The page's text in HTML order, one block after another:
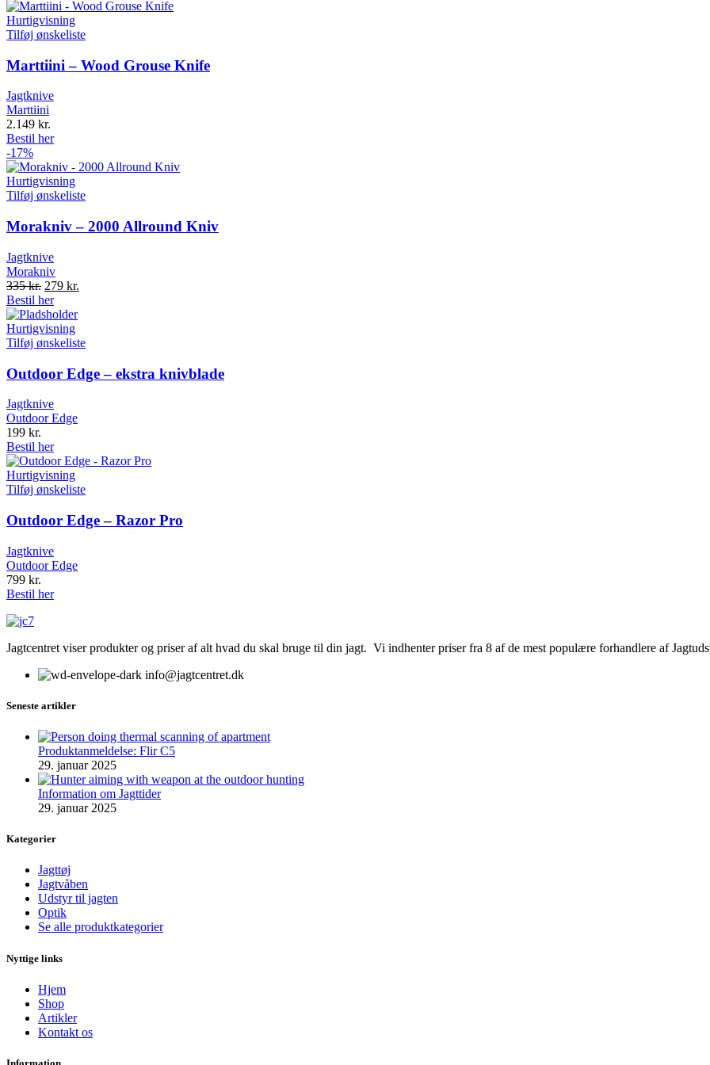
was:
189 kr..
is:
Hurtigvisning
Tilføj ønskeliste
Marttiini – Wood Grouse Knife
Jagtknive
Marttiini
2.149 kr.
Bestil her
-17%
Hurtigvisning
Tilføj ønskeliste
Morakniv – 2000 Allround Kniv
Jagtknive
Morakniv
335kr. Original
price
was:
335 kr..
279 kr.
Bestil her
Hurtigvisning
Tilføj ønskeliste
Outdoor Edge – ekstra knivblade
Jagtknive
Outdoor Edge
199 kr.
Bestil her
Hurtigvisning
Tilføj ønskeliste
Outdoor Edge – Razor Pro
Jagtknive
Outdoor Edge
799 kr.
Bestil her
Jagtcentret viser produkter og priser af alt hvad du skal bruge til din jagt. Vi indhenter priser fra 8 af de mest populære forhandlere af
info@jagtcentret.dk
Seneste artikler
Produktanmeldelse: Flir C5
29. januar 2025
Information om Jagttider
29. januar 2025
Kategorier
Jagttøj
Jagtvåben
Udstyr til jagten
Optik
Se alle produktkategorier
Nyttige links
Hjem
Shop
Artikler
Kontakt os